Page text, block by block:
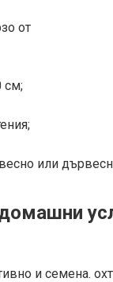
от
см;
или
и семена.